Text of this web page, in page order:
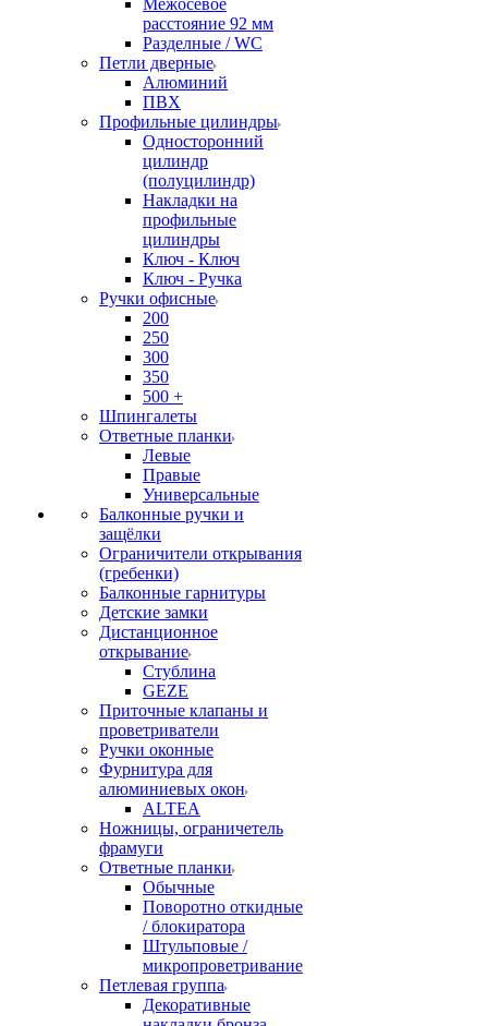
Межосевое
расстояние 92 мм
Разделные / WC
Петли дверные
Алюминий
ПВХ
Профильные цилиндры
Односторонний
цилиндр
(полуцилиндр)
Накладки на
профильные
цилиндры
Ключ - Ключ
Ключ - Ручка
Ручки офисные
200
250
300
350
500 +
Шпингалеты
Ответные планки
Левые
Правые
Универсальные
Балконные ручки и
защёлки
Ограничители открывания
(гребенки)
Балконные гарнитуры
Детские замки
Дистанционное
открывание
Стублина
GEZE
Приточные клапаны и
проветриватели
Ручки оконные
Фурнитура для
алюминиевых окон
ALTEA
Ножницы, ограничетель
фрамуги
Ответные планки
Обычные
Поворотно откидные
/ блокиратора
Штульповые /
микропроветривание
Петлевая группа
Декоративные